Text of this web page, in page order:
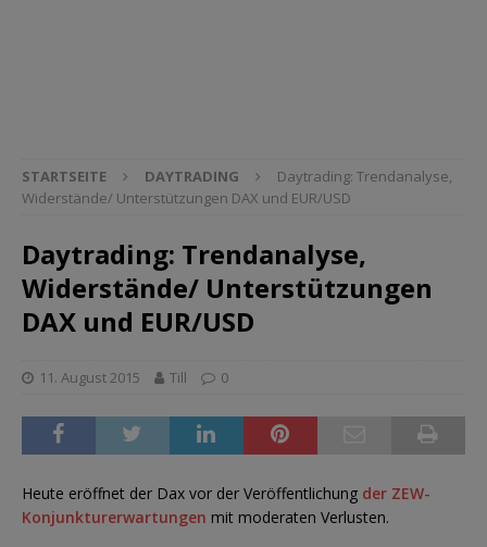
STARTSEITE DAYTRADING
Daytrading: Trendanalyse,
Widerstände/ Unterstützungen DAX und EUR/USD
Daytrading: Trendanalyse,
Widerstände/ Unterstützungen
DAX und EUR/USD
11. August 2015 Till 0
Heute eröffnet der Dax vor der Veröffentlichung der ZEW-
Konjunkturerwartungen mit moderaten Verlusten.